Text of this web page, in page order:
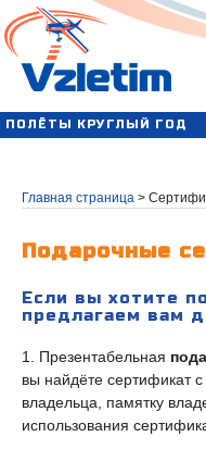
ПОЛЁТЫ КРУГЛЫЙ ГОД
Главная страница >
Подарочные
Если вы хотите
предлагаем вам
1. Презентабельная
вы найдёте
владельца, памятку
использования